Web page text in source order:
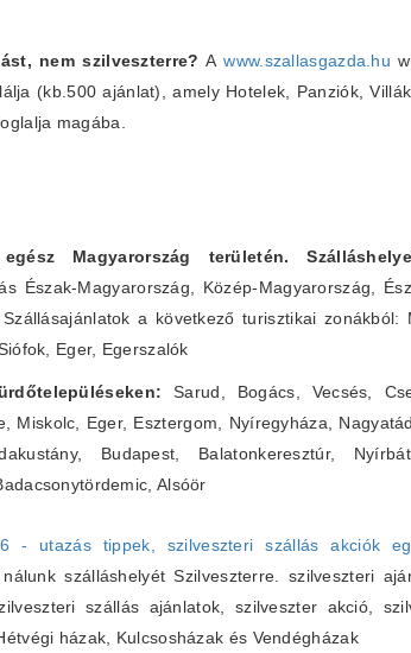
nem szilveszterre? Awww.szallasgazda.hu
(kb.500 ajánlat), amely Hotelek, Panziók,
magába.
Magyarország területén.
Észak-Magyarország, Közép-Magyarország,
a következő turisztikai
Eger, Egerszalók
Sarud, Bogács, Vecsés,
Miskolc, Eger, Esztergom, Nyíregyháza,
Budapest, Balatonkeresztúr,
Alsóör
- utazás tippek, szilveszteri szállás akciók
szálláshelyét Szilveszterre. szilveszteri
szállás ajánlatok, szilveszter akció,
házak, Kulcsosházak és Vendégházak